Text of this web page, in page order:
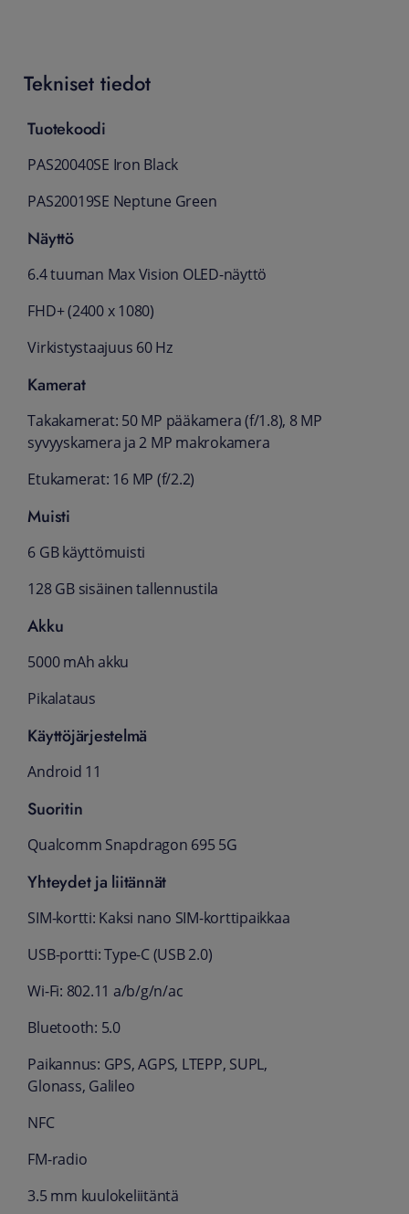
Tekniset tiedot
Tuotekoodi
PAS20040SE Iron Black
PAS20019SE Neptune Green
Näyttö
6.4 tuuman Max Vision OLED-näyttö
FHD+ (2400 x 1080)
Virkistystaajuus 60 Hz
Kamerat
Takakamerat: 50 MP pääkamera (f/1.8), 8 MP
syvyyskamera ja 2 MP makrokamera
Etukamerat: 16 MP (f/2.2)
Muisti
6 GB käyttömuisti
128 GB sisäinen tallennustila
Akku
5000 mAh akku
Pikalataus
Käyttöjärjestelmä
Android 11
Suoritin
Qualcomm Snapdragon 695 5G
Yhteydet ja liitännät
SIM-kortti: Kaksi nano SIM-korttipaikkaa
USB-portti: Type-C (USB 2.0)
Wi-Fi: 802.11 a/b/g/n/ac
Bluetooth: 5.0
Paikannus: GPS, AGPS, LTEPP, SUPL,
Glonass, Galileo
NFC
FM-radio
3.5 mm kuulokeliitäntä